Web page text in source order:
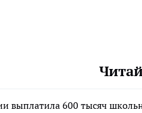
выплатила 600 тысяч